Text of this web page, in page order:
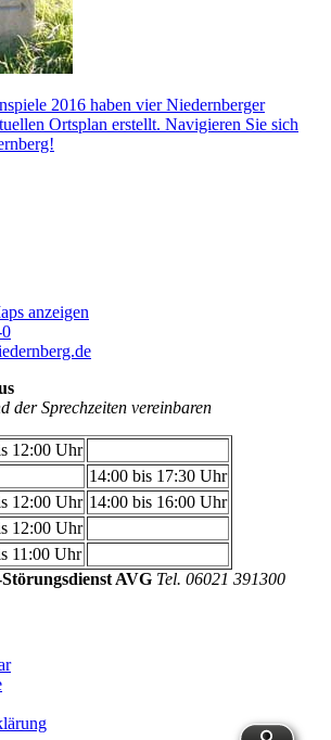
2016 haben vier Niedernberger
Ortsplan erstellt. Navigieren Sie sich
anzeigen
der Sprechzeiten vereinbaren
12:00 Uhr
14:00 bis 17:30 Uhr
12:00 Uhr 14:00 bis 16:00 Uhr
12:00 Uhr
11:00 Uhr
AVG Tel. 06021 391300